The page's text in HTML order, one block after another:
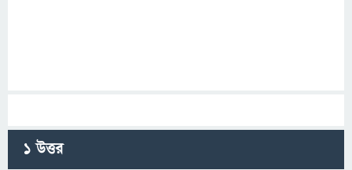
1উত্তর